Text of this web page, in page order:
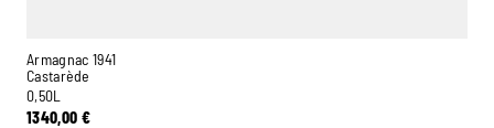
Armagnac 1941
Castarède
0,50L
1340,00 €